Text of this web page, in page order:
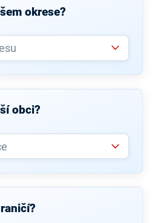
okrese?
obci?